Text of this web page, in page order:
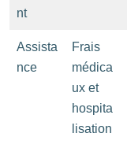
nt
Assista
nce
Frais
médica
ux et
hospita
lisation